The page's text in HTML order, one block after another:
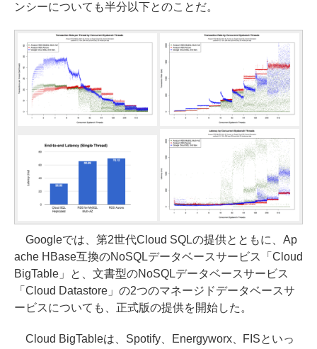
ンシーについても半分以下とのことだ。
Googleでは、第2世代Cloud SQLの提供とともに、Ap
ache HBase互換のNoSQLデータベースサービス「Cloud
BigTable」と、文書型のNoSQLデータベースサービス
「Cloud Datastore」の2つのマネージドデータベースサ
ービスについても、正式版の提供を開始した。
Cloud BigTableは、Spotify、Energyworx、FISといっ